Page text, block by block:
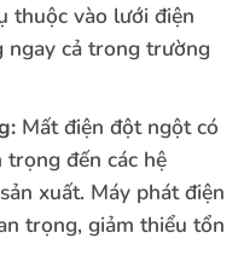
thuộc vào lưới điện
ngay cả trong trường
Mất điện đột ngột có
đến các hệ
xuất. Máy phát điện
trọng, giảm thiểu tổn